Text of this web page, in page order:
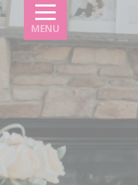
MENU
Panneau de gestion des cookies